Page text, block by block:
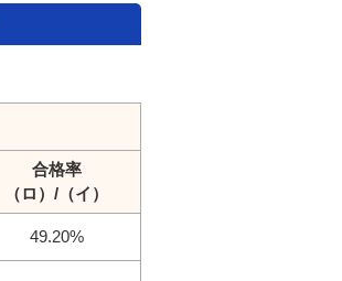
合格率
（ロ）/（イ）
49.20%